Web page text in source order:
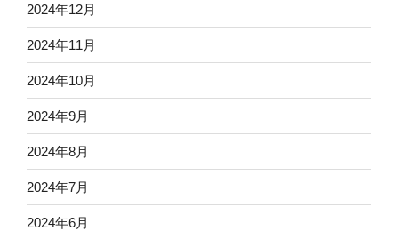
2024年12月
2024年11月
2024年10月
2024年9月
2024年8月
2024年7月
2024年6月